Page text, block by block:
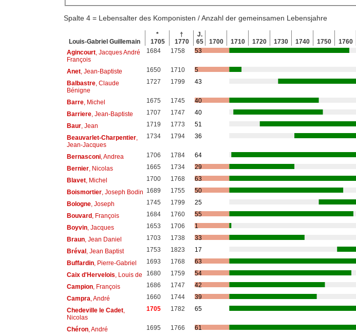
Spalte 4 = Lebensalter des Komponisten / Anzahl der gemeinsamen Lebensjahre
Louis-Gabriel Guillemain
*
1705
†
1770
J.
65
1700 1710 1720 1730 1740 1750 1760
Agincourt, Jacques André
François
1684 1758 53
Anet, Jean-Baptiste 1650 1710
5
Balbastre, Claude
Bénigne
1727 1799 43
Barre, Michel 1675 1745
40
Barriere, Jean-Baptiste 1707 1747
40
Baur, Jean 1719 1773
51
Beauvarlet-Charpentier,
Jean-Jacques
1734 1794 36
Bernasconi, Andrea 1706 1784
64
Bernier, Nicolas 1665 1734
29
Blavet, Michel 1700 1768
63
Boismortier, Joseph Bodin 1689 1755
50
Bologne, Joseph 1745 1799
25
Bouvard, François 1684 1760
55
Boyvin, Jacques 1653 1706
1
Braun, Jean Daniel 1703 1738
33
Bréval, Jean Baptist 1753 1823
17
Buffardin, Pierre-Gabriel 1693 1768
63
Caix d'Hervelois , Louis de 1680 1759
54
Campion, François 1686 1747
42
Campra , André 1660 1744
39
Chedeville le Cadet,
Nicolas
1705 1782 65
Chéron, André 1695 1766
61